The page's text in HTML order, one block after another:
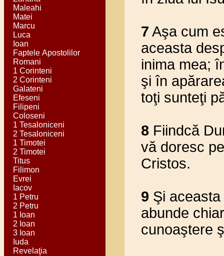
Maleahi
Matei
Marcu
Luca
Ioan
Faptele Apostolilor
Romani
1 Corinteni
2 Corinteni
Galateni
Efeseni
Filipeni
Coloseni
1 Tesaloniceni
2 Tesaloniceni
1 Timotei
2 Timotei
Titus
Filimon
Evrei
Iacov
1 Petru
2 Petru
1 Ioan
2 Ioan
3 Ioan
Iuda
Revelaţia
7 Aşa cum
aceasta
inima mea;
şi în
toţi sunteţi
8 Fiindcă
vă doresc
Cristos.
9 Şi
abunde
cunoaştere